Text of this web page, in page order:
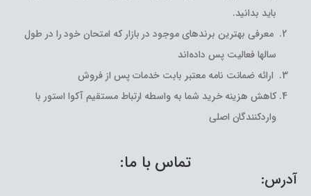
باید بدانید.
معرفی بهترین برندهای موجود در بازار که امتحان خود را در طول
سالها فعالیت پس داده‌اند
ارائه ضمانت نامه معتبر بابت خدمات پس از فروش
کاهش هزینه خرید شما به واسطه ارتباط مستقیم آکوا استور با
واردکنندگان اصلی
تماس با ما:
آدرس: